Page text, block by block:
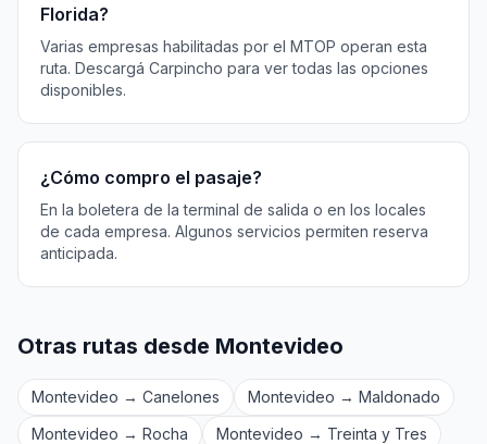
Florida?
Varias empresas habilitadas por el MTOP operan esta
ruta. Descargá Carpincho para ver todas las opciones
disponibles.
¿Cómo compro el pasaje?
En la boletera de la terminal de salida o en los locales
de cada empresa. Algunos servicios permiten reserva
anticipada.
Otras rutas desde Montevideo
Montevideo → Canelones
Montevideo → Maldonado
Montevideo → Rocha
Montevideo → Treinta y Tres